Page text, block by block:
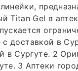
Titan Gel в
доставкой в
в Сургуте. 2
3 Аптеки